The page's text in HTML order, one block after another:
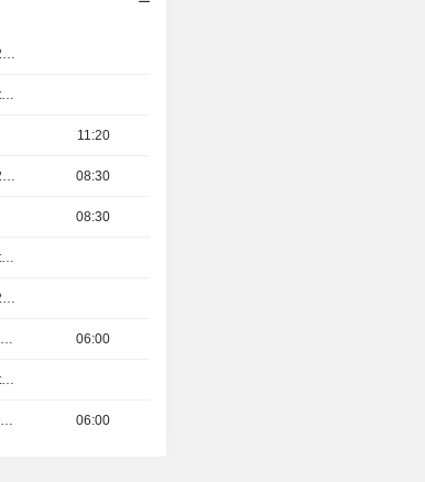
11:20
08:30
08:30
06:00
06:00